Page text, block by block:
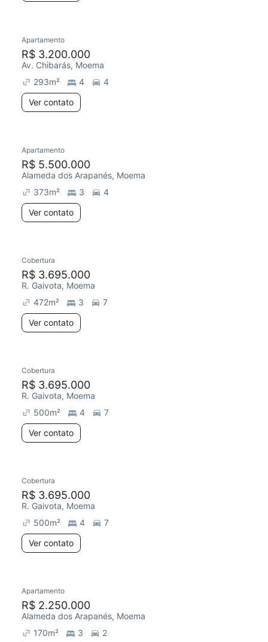
Apartamento
R$ 3.200.000
Av. Chibarás, Moema
293m² 4
4
Ver contato
Redecorar
Apartamento
R$ 5.500.000
Alameda dos Arapanés, Moema
373m² 3
4
Ver contato
Redecorar
Cobertura
R$ 3.695.000
R. Gaivota, Moema
472m² 3
7
Ver contato
Cobertura
R$ 3.695.000
R. Gaivota, Moema
500m² 4
7
Ver contato
Cobertura
R$ 3.695.000
R. Gaivota, Moema
500m² 4
7
Ver contato
Redecorar
Apartamento
R$ 2.250.000
Alameda dos Arapanés, Moema
170m² 3
2